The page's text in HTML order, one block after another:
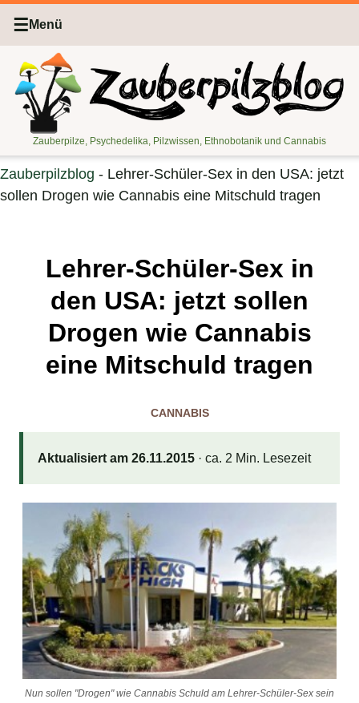
☰ Menü
Zauberpilze, Psychedelika, Pilzwissen, Ethnobotanik und Cannabis
Zauberpilzblog - Lehrer-Schüler-Sex in den USA: jetzt
sollen Drogen wie Cannabis eine Mitschuld tragen
Lehrer-Schüler-Sex in
den USA: jetzt sollen
Drogen wie Cannabis
eine Mitschuld tragen
CANNABIS
Aktualisiert am 26.11.2015· ca. 2 Min. Lesezeit
Nun sollen "Drogen" wie Cannabis Schuld am Lehrer-Schüler-Sex sein